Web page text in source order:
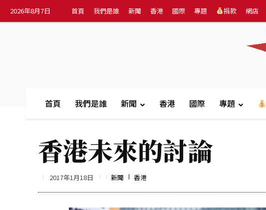
2026年8月7日 首頁 我們是誰 新聞 香港 國際 專題 捐款 網店
首頁 我們是誰 新聞 香港 國際 專題
香港未來的討論
2017年1月18日 新聞 香港